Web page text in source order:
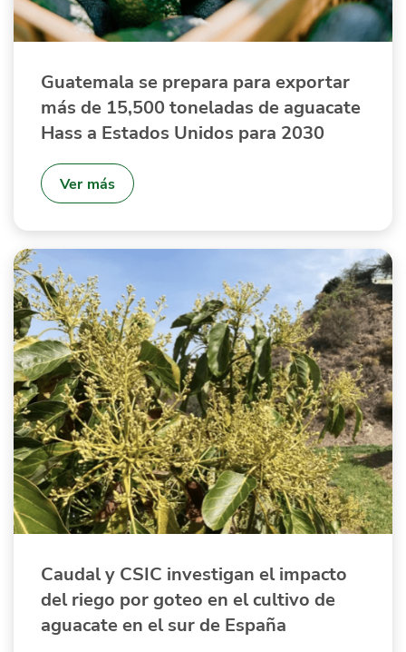
Guatemala se prepara para exportar
más de 15,500 toneladas de aguacate
Hass a Estados Unidos para 2030
Ver más
Caudal y CSIC investigan el impacto
del riego por goteo en el cultivo de
aguacate en el sur de España